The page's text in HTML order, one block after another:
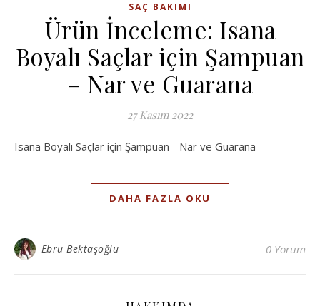
SAÇ BAKIMI
Ürün İnceleme: Isana
Boyalı Saçlar için Şampuan
– Nar ve Guarana
27 Kasım 2022
Isana Boyalı Saçlar için Şampuan - Nar ve Guarana
DAHA FAZLA OKU
Ebru Bektaşoğlu 0 Yorum